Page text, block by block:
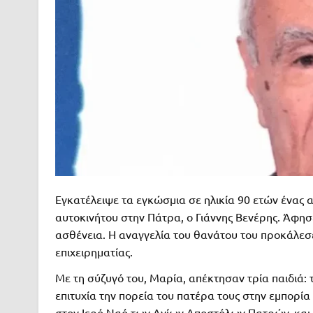
Εγκατέλειψε τα εγκώσµια σε ηλικία 90 ετών
αυτοκινήτου στην Πάτρα, ο Γιάννης Βενέρης.
ασθένεια. Η αναγγελία του θανάτου του
επιχειρηµατίας.
Με τη σύζυγό του, Μαρία, απέκτησαν τρία παιδιά:
επιτυχία την πορεία του πατέρα τους στην